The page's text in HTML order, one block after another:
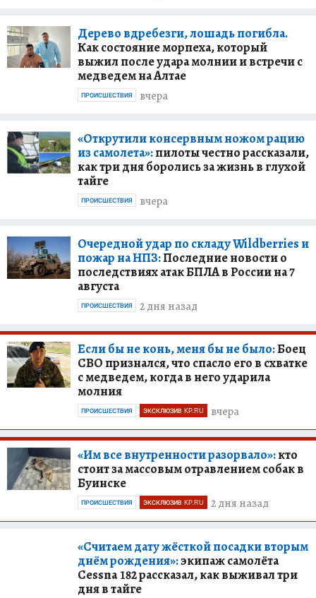
Дерево вдребезги, лошадь погибла.
Как состояние морпеха, который
выжил после удара молнии и встречи с
медведем на Алтае
вчера
ПРОИСШЕСТВИЯ
«Открутили консервным ножом рацию
из самолета»:пилоты честно рассказали,
как три дня боролись за жизнь в глухой
тайге
вчера
ПРОИСШЕСТВИЯ
Очередной удар по складу Wildberries и
пожар на НПЗ:Последние новости о
последствиях атак БПЛА в России на 7
августа
2 дня назад
ПРОИСШЕСТВИЯ
Если бы не конь, меня бы не было:Боец
СВО признался, что спасло его в схватке
с медведем, когда в него ударила
молния
вчера
ПРОИСШЕСТВИЯ ЭКСКЛЮЗИВ KP.RU
«Им все внутренности разорвало»:кто
стоит за массовым отравлением собак в
Буинске
2 дня назад
ПРОИСШЕСТВИЯ ЭКСКЛЮЗИВ KP.RU
«Считаем дату жёсткой посадки вторым
днём рождения»:экипаж самолёта
Cessna 182 рассказал, как выживал три
дня в тайге